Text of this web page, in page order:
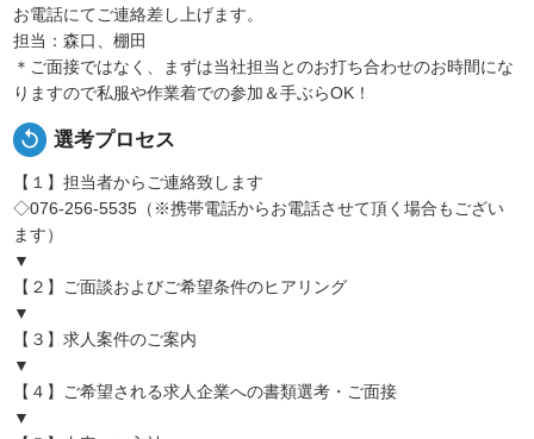
お電話にてご連絡差し上げます。
担当：森口、棚田
＊ご面接ではなく、まずは当社担当とのお打ち合わせのお時間にな
りますので私服や作業着での参加＆手ぶらOK！
replay 選考プロセス
【１】担当者からご連絡致します
◇076-256-5535（※携帯電話からお電話させて頂く場合もござい
ます）
▼
【２】ご面談およびご希望条件のヒアリング
▼
【３】求人案件のご案内
▼
【４】ご希望される求人企業への書類選考・ご面接
▼